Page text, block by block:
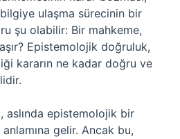
ulaşma sürecinin bir
şu olabilir: Bir mahkeme,
Epistemolojik doğruluk,
kararın ne kadar doğru ve
aslında epistemolojik bir
gelir. Ancak bu,